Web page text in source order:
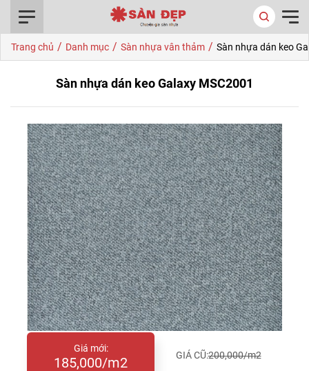
Trang chủ / Danh mục / Sàn nhựa vân thảm / Sàn nhựa dán keo
Sàn nhựa dán keo Galaxy MSC2001
Giá mới:
185,000/m2 GIÁ CŨ:200,000/m2